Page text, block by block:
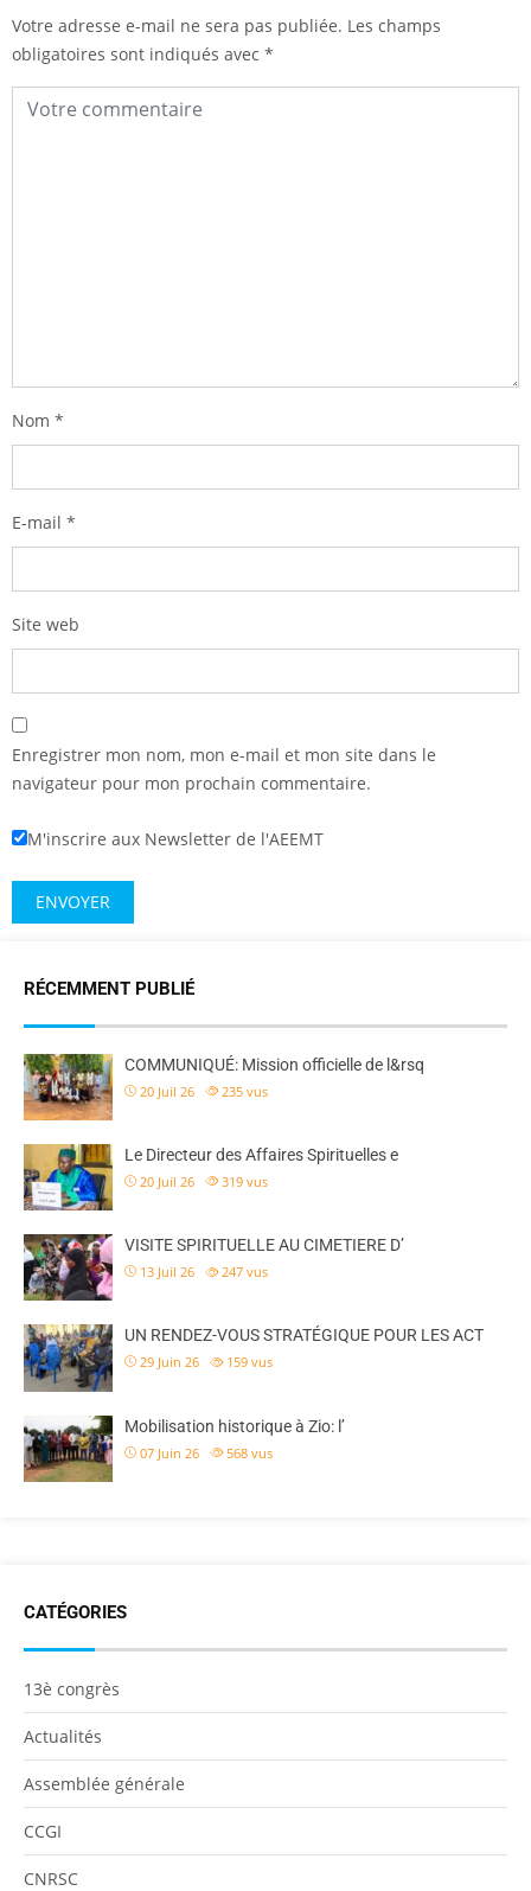
Votre adresse e-mail ne sera pas publiée. Les champs
obligatoires sont indiqués avec *
Nom *
E-mail *
Site web
Enregistrer mon nom, mon e-mail et mon site dans le
navigateur pour mon prochain commentaire.
M'inscrire aux Newsletter de l'AEEMT
RÉCEMMENT PUBLIÉ
COMMUNIQUÉ: Mission officielle de l&rsq
20 Juil 26 235 vus
Le Directeur des Affaires Spirituelles e
20 Juil 26 319 vus
VISITE SPIRITUELLE AU CIMETIERE D’
13 Juil 26 247 vus
UN RENDEZ-VOUS STRATÉGIQUE POUR LES ACT
29 Juin 26 159 vus
Mobilisation historique à Zio: l’
07 Juin 26 568 vus
CATÉGORIES
13è congrès
Actualités
Assemblée générale
CCGI
CNRSC